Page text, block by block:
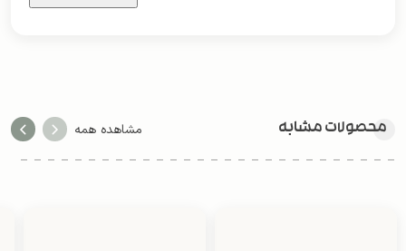
محصولات مشابه مشاهده همه